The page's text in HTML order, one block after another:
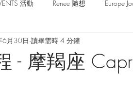
活動 Renee 隨想 Europe
- 摩羯座
月30日 讀畢需時 4 分鐘